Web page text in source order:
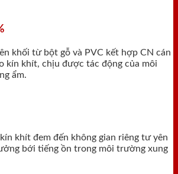
khối từ bột gỗ và PVC kết hợp CN cán
kín khít, chịu được tác động của môi
ẩm.
khít đem đến không gian riêng tư yên
bới tiếng ồn trong môi trường xung